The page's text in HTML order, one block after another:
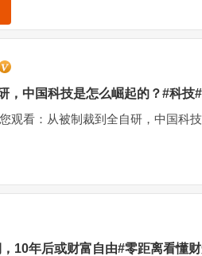
，中国科技是怎么崛起的？#科技
观看：从被制裁到全自研，中国科
10年后或财富自由#零距离看懂